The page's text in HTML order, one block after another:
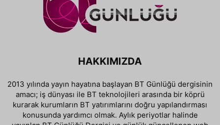
HAKKIMIZDA
2013 yılında yayın hayatına başlayan BT Günlüğü dergisinin
amacı; iş dünyası ile BT teknolojileri arasında bir köprü
kurarak kurumların BT yatırımlarını doğru yapılandırması
konusunda yardımcı olmak. Aylık periyotlar halinde